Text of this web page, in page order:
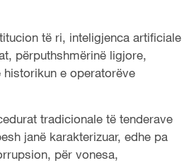
të ri, inteligjenca artificiale
përputhshmërinë ligjore,
e operatorëve
tradicionale të tenderave
janë karakterizuar, edhe pa
për vonesa,